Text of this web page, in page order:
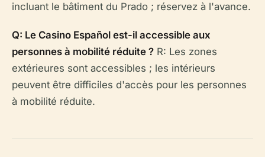
incluant le bâtiment du Prado ; réservez à l'avance.
Q: Le Casino Español est-il accessible aux
personnes à mobilité réduite ? R: Les zones
extérieures sont accessibles ; les intérieurs
peuvent être difficiles d'accès pour les personnes
à mobilité réduite.